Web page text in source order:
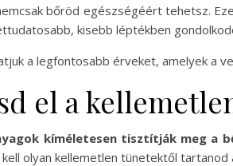
bőröd egészségéért tehetsz.
kisebb léptékben
a legfontosabb érveket, amelyek a
el a
kíméletesen tisztítják meg a
kell olyan kellemetlen tünetektől